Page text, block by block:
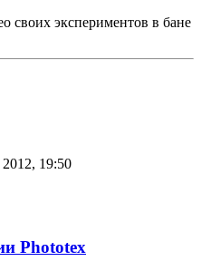
своих экспериментов в бане
2012, 19:50
Phototex